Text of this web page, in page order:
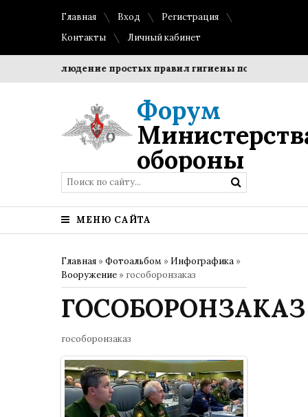
Главная Вход
Регистрация
Контакты
Личный кабинет
Соблюдение простых правил гигиены помогает
Форум
обороны
МЕНЮ САЙТА
Главная »Фотоальбом » Инфографика »
Вооружение » гособоронзаказ
ГОСОБОРОНЗАКАЗ
гособоронзаказ